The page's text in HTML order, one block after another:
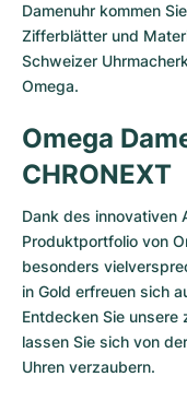
Damenuhr kommen
Zifferblätter und
Schweizer
Omega.
Omega
CHRONEXT
Dank des innovativen
Produktportfolio von
besonders
in Gold erfreuen sich
Entdecken Sie
lassen Sie sich von
Uhren verzaubern.